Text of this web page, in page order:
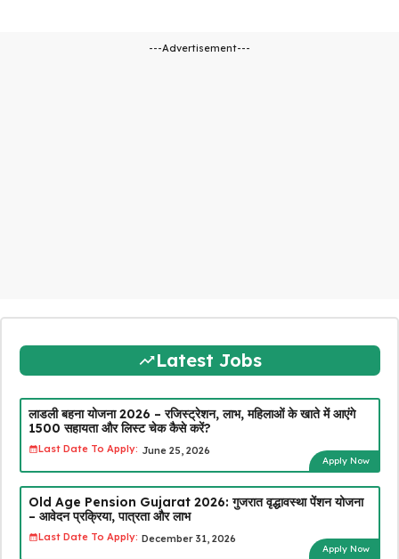
---Advertisement---
Latest Jobs
लाडली बहना योजना 2026 – रजिस्ट्रेशन, लाभ, महिलाओं के खाते में आएंगे
₹1500 सहायता और लिस्ट चेक कैसे करें?
Last Date To Apply: June 25, 2026
Apply Now
Old Age Pension Gujarat 2026: गुजरात वृद्धावस्था पेंशन योजना
– आवेदन प्रक्रिया, पात्रता और लाभ
Last Date To Apply: December 31, 2026
Apply Now